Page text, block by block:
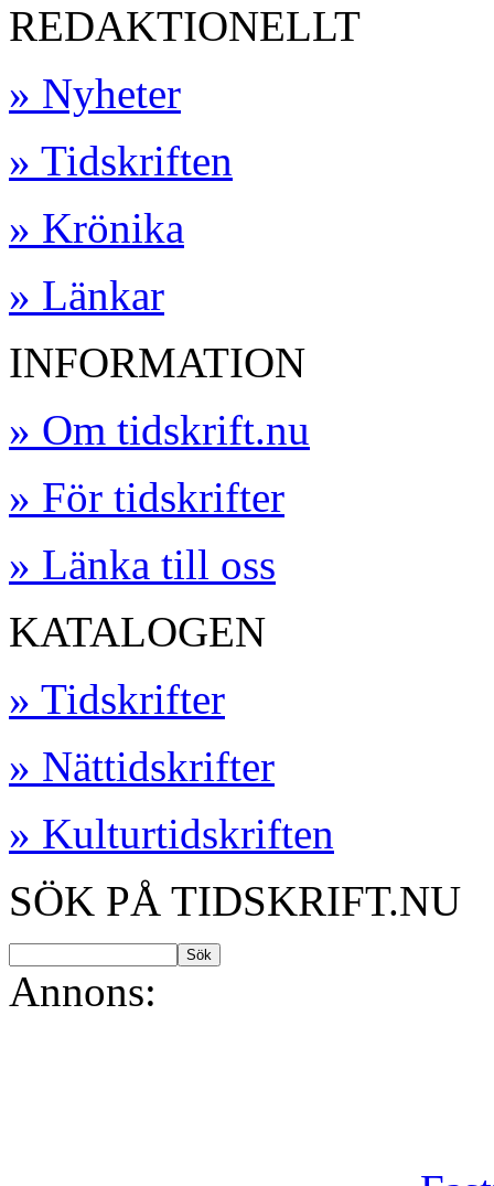
REDAKTIONELLT
» Nyheter
» Tidskriften
» Krönika
» Länkar
INFORMATION
» Om tidskrift.nu
» För tidskrifter
» Länka till oss
KATALOGEN
» Tidskrifter
» Nättidskrifter
» Kulturtidskriften
SÖK PÅ TIDSKRIFT.NU
Annons: